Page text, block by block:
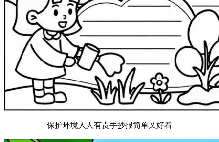
保护环境人人有责手抄报简单又好看